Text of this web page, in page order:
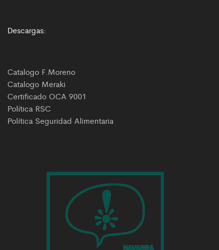
Descargas:
Catalogo F.Moreno
Catalogo Meraki
Certificado OCA 9001
Política RSC
Política Seguridad Alimentaria